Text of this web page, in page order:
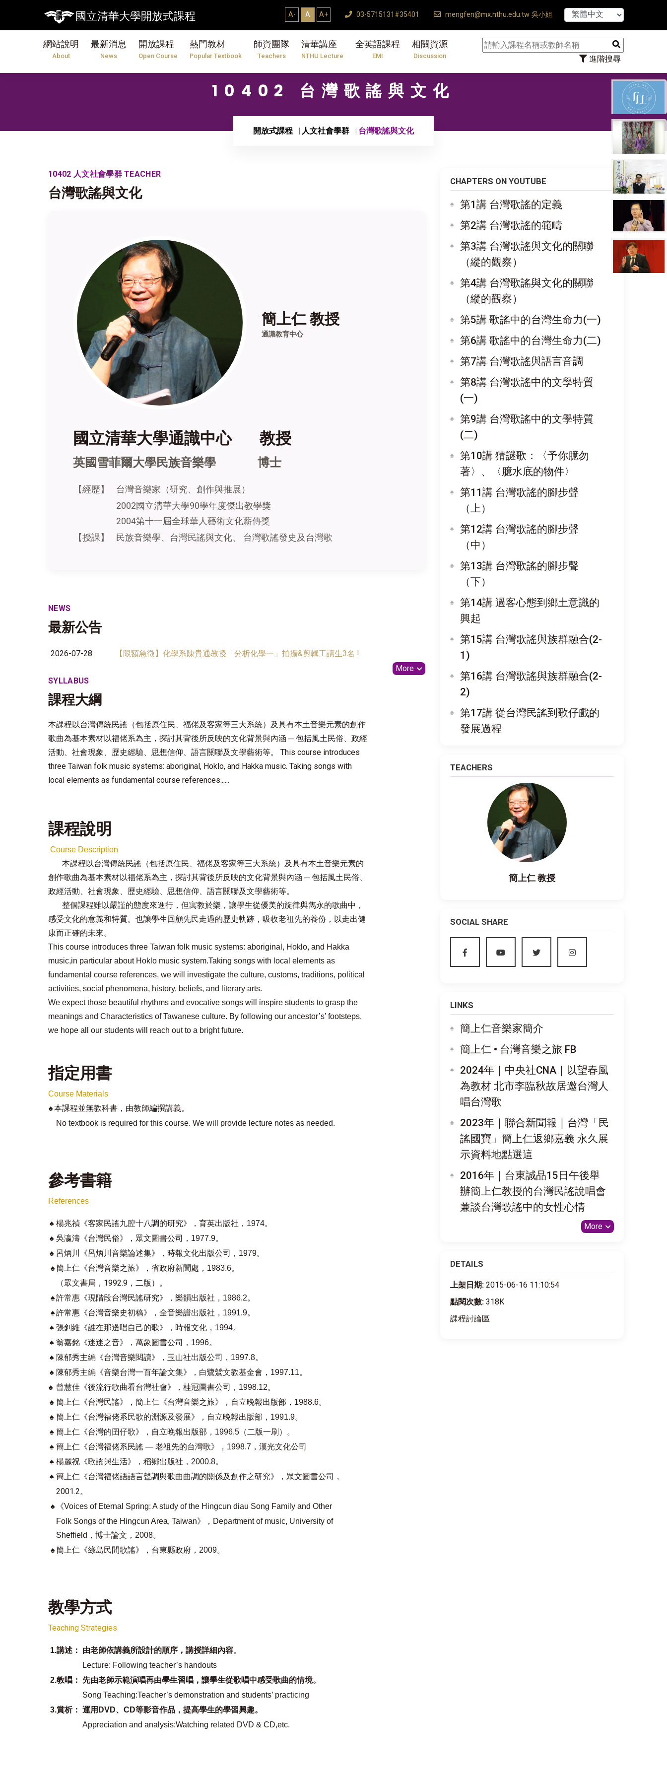
國立清華大學開放式課程 A- A A+ 03-5715131#35401 mengfen@mx.nthu.edu.tw 吳小姐
網站說明
About
最新消息
News
開放課程
Open Course
熱門教材
Popular Textbook
師資團隊
Teachers
清華講座
NTHU Lecture
全英語課程
EMI
相關資源
Discussion 進階搜尋
【7/31】114學年
10402 台灣歌謠與文化
開放式課程 人文社會學群 台灣歌謠與文化
10402 人文社會學群 TEACHER
台灣歌謠與文化
簡上仁 教授
通識教育中心
國立清華大學通識中心 教授
英國雪菲爾大學民族音樂學 博士
【經歷】
台灣音樂家（研究、創作與推展）
2002國立清華大學90學年度傑出教學獎
2004第十一屆全球華人藝術文化薪傳獎
【授課】 民族音樂學、台灣民謠與文化、 台灣歌謠發史及台灣歌
NEWS
最新公告
2026-07-28
【限額急徵】化學系陳貴通教授「分析化學一」拍攝&剪輯工讀生3名 !
More
SYLLABUS
課程大綱
本課程以台灣傳統民謠（包括原住民、福佬及客家等三大系統）及具有本土音樂元素的創作
歌曲為基本素材以福佬系為主，探討其背後所反映的文化背景與內涵 ─ 包括風土民俗、政經
活動、社會現象、歷史經驗、思想信仰、語言關聯及文學藝術等。 This course introduces
three Taiwan folk music systems: aboriginal, Hoklo, and Hakka music. Taking songs with
local elements as fundamental course references......
課程說明
Course Description
本課程以台灣傳統民謠（包括原住民、福佬及客家等三大系統）及具有本土音樂元素的
創作歌曲為基本素材以福佬系為主，探討其背後所反映的文化背景與內涵 ─ 包括風土民俗、
政經活動、社會現象、歷史經驗、思想信仰、語言關聯及文學藝術等。
整個課程雖以嚴謹的態度來進行，但寓教於樂，讓學生從優美的旋律與雋永的歌曲中，
感受文化的意義和特質。也讓學生回顧先民走過的歷史軌跡，吸收老祖先的養份，以走出健
康而正確的未來。
This course introduces three Taiwan folk music systems: aboriginal, Hoklo, and Hakka
music,in particular about Hoklo music system.Taking songs with local elements as
fundamental course references, we will investigate the culture, customs, traditions, political
activities, social phenomena, history, beliefs, and literary arts.
We expect those beautiful rhythms and evocative songs will inspire students to grasp the
meanings and Characteristics of Tawanese culture. By following our ancestor’s’ footsteps,
we hope all our students will reach out to a bright future.
指定用書
Course Materials
♠本課程並無教科書，由教師編撰講義。
No textbook is required for this course. We will provide lecture notes as needed.
參考書籍
References
♠ 楊兆禎《客家民謠九腔十八調的研究》，育英出版社，1974。
♠ 吳瀛濤《台灣民俗》，眾文圖書公司，1977.9。
♠ 呂炳川《呂炳川音樂論述集》，時報文化出版公司，1979。
♠簡上仁《台灣音樂之旅》，省政府新聞處，1983.6。
（眾文書局，1992.9，二版）。
♠許常惠《現階段台灣民謠研究》，樂韻出版社，1986.2。
♠許常惠《台灣音樂史初稿》，全音樂譜出版社，1991.9。
♠ 張釗維《誰在那邊唱自己的歌》，時報文化，1994。
♠ 翁嘉銘《迷迷之音》，萬象圖書公司，1996。
♠ 陳郁秀主編《台灣音樂閱讀》，玉山社出版公司，1997.8。
♠ 陳郁秀主編《音樂台灣一百年論文集》，白鷺鷥文教基金會，1997.11。
♠ 曾慧佳《後流行歌曲看台灣社會》，桂冠圖書公司，1998.12。
♠ 簡上仁《台灣民謠》，簡上仁《台灣音樂之旅》，自立晚報出版部，1988.6。
♠ 簡上仁《台灣福佬系民歌的淵源及發展》，自立晚報出版部，1991.9。
♠ 簡上仁《台灣的囝仔歌》，自立晚報出版部，1996.5（二版一刷）。
♠ 簡上仁《台灣福佬系民謠 — 老祖先的台灣歌》，1998.7，漢光文化公司
♠ 楊麗祝《歌謠與生活》，稻鄉出版社，2000.8。
♠ 簡上仁《台灣福佬語語言聲調與歌曲曲調的關係及創作之研究》，眾文圖書公司，
2001.2。
♠
《Voices of Eternal Spring: A study of the Hingcun diau Song Family and Other
Folk Songs of the Hingcun Area, Taiwan》，Department of music, University of
Sheffield，博士論文，2008。
♠簡上仁《綠島民間歌謠》，台東縣政府，2009。
教學方式
Teaching Strategies
1.講述： 由老師依講義所設計的順序，講授詳細內容。
Lecture: Following teacher’s handouts
2.教唱：
先由老師示範演唱再由學生習唱，讓學生從歌唱中感受歌曲的情境。
Song Teaching:Teacher’s demonstration and students’ practicing
3.賞析： 運用DVD、CD等影音作品，提高學生的學習興趣。
Appreciation and analysis:Watching related DVD & CD,etc.
CHAPTERS ON YOUTUBE
第1講 台灣歌謠的定義
第2講 台灣歌謠的範疇
第3講 台灣歌謠與文化的關聯
（縱的觀察）
第4講 台灣歌謠與文化的關聯
（縱的觀察）
第5講 歌謠中的台灣生命力(一)
第6講 歌謠中的台灣生命力(二)
第7講 台灣歌謠與語言音調
第8講 台灣歌謠中的文學特質
(一)
第9講 台灣歌謠中的文學特質
(二)
第10講 猜謎歌：〈予你臆勿
著〉、〈臆水底的物件〉
第11講 台灣歌謠的腳步聲
（上）
第12講 台灣歌謠的腳步聲
（中）
第13講 台灣歌謠的腳步聲
（下）
第14講 過客心態到鄉土意識的
興起
第15講 台灣歌謠與族群融合(2-
1)
第16講 台灣歌謠與族群融合(2-
2)
第17講 從台灣民謠到歌仔戲的
發展過程
TEACHERS
簡上仁 教授
SOCIAL SHARE
LINKS
簡上仁音樂家簡介
簡上仁 • 台灣音樂之旅 FB
2024年｜中央社CNA｜以望春風
為教材 北市李臨秋故居邀台灣人
唱台灣歌
2023年｜聯合新聞報｜台灣「民
謠國寶」簡上仁返鄉嘉義 永久展
示資料地點選這
2016年｜台東誠品15日午後舉
辦簡上仁教授的台灣民謠說唱會
兼談台灣歌謠中的女性心情
More
DETAILS
上架日期: 2015-06-16 11:10:54
點閱次數: 318K
課程討論區